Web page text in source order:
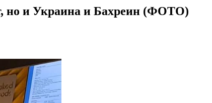
но и Украина и Бахреин (ФОТО)